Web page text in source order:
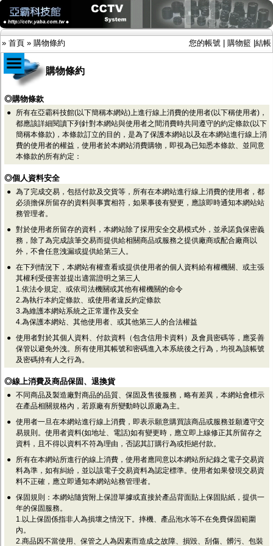
» 首頁 » 購物條約 您的帳號 購物籃 結帳
商品目錄
限時促銷特惠專案
IP網路攝影機及錄放影機
AHD DVR數位錄放影機
AHD半球型(適用屋內)
AHD中小型紅外線攝影機(適用騎樓、室內外)
AHD防護罩型攝影機(適用屋外，紅外線照射
距離遠）
AHD特殊功能型攝影機
旋轉型攝影機.旋轉台
傳統高解析攝影機
鏡頭
投光設備
防護罩及支架
多路攝影機單軸傳輸
監聽器.麥克風
網路設備
視訊轉換設備
雙絞線傳輸器
雜訊改善器
分配放大器
網路線用水晶頭
網路線
懶人線.同軸線.花線
線頭.插座.延長線.HDMI線
集線盒.防水盒.配線盒
變壓器.避雷器
轉接頭
偽裝嚇阻假監視器. 警示防盜貼紙
行車紀錄器.車用插座配件
客訂商品
購物條約
◎購物條款
●
所有在亞霸科技館(以下簡稱本網站)上進行線上消費的使用者(以下稱使用者)，
都應該詳細閱讀下列針對本網站與使用者之間消費時共同遵守的約定條款(以下
簡稱本條款)，本條款訂立的目的，是為了保護本網站以及在本網站進行線上消
費的使用者的權益，使用者於本網站消費購物，即視為已知悉本條款、並同意
本條款的所有約定：
◎個人資料安全
● 為了完成交易，包括付款及交貨等，所有在本網站進行線上消費的使用者，都
必須擔保所留存的資料與事實相符，如果事後有變更，應該即時通知本網站站
務管理者。
● 對於使用者所留存的資料，本網站除了採用安全交易模式外，並承諾負保密義
務，除了為完成該筆交易而提供給相關商品或服務之提供廠商或配合廠商以
外，不會任意洩漏或提供給第三人。
● 在下列情況下，本網站有權查看或提供使用者的個人資料給有權機關、或主張
其權利受侵害並提出適當證明之第三人
1.依法令規定、或依司法機關或其他有權機關的命令
2.為執行本約定條款、或使用者違反約定條款
3.為維護本網站系統之正常運作及安全
4.為保護本網站、其他使用者、或其他第三人的合法權益
● 使用者對於其個人資料、付款資料（包含信用卡資料）及會員密碼等，應妥善
保管以避免外洩。所有使用其帳號和密碼進入本系統後之行為，均視為該帳號
及密碼持有人之行為。
◎線上消費及商品保固、退換貨
● 不同商品及製造廠對商品的品質、保固及售後服務，略有差異，本網站會標示
在產品相關規格內，若原廠有所變動時以原廠為主。
● 使用者一旦在本網站進行線上消費，即表示願意購買該商品或服務並願遵守交
易規則。使用者資料(如地址、電話)如有變更時，應立即上線修正其所留存之
資料，且不得以資料不符為理由，否認其訂購行為或拒絕付款。
●
所有在本網站所進行的線上消費，使用者應同意以本網站所紀錄之電子交易資
料為準，如有糾紛，並以該電子交易資料為認定標準。使用者如果發現交易資
料不正確，應立即通知本網站站務管理者。
● 保固規則：本網站隨貨附上保證單據或直接於產品背面貼上保固貼紙，提供一
年的保固服務。
1.以上保固係指非人為損壞之情況下。摔機、產品泡水等不在免費保固範圍
內。
2.商品因不當使用、保管之人為因素而造成之故障、損毀、刮傷、髒污、包裝